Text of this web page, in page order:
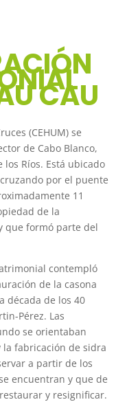
CAU
(CEHUM) se
de Cabo Blanco,
Ríos. Está ubicado
por el puente
11
de la
que formó parte del
contempló
de la casona
década de los 40
Pérez. Las
se orientaban
fabricación de sidra
a partir de los
encuentran y que de
y resignificar.